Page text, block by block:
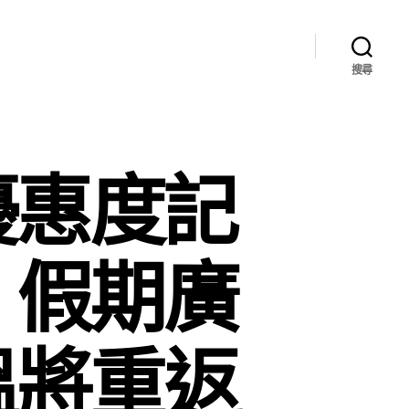
搜尋
度記
期廣
重返